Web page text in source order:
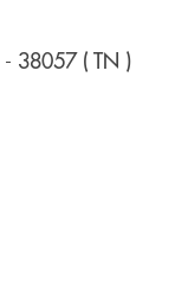
- 38057 ( TN )